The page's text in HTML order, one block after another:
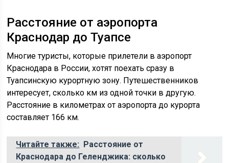
Расстояние от аэропорта
Краснодар до Туапсе
Многие туристы, которые прилетели в аэропорт
Краснодара в России, хотят поехать сразу в
Туапсинскую курортную зону. Путешественников
интересует, сколько км из одной точки в другую.
Расстояние в километрах от аэропорта до курорта
составляет 166 км.
Читайте также: Расстояние от
Краснодара до Геленджика: сколько